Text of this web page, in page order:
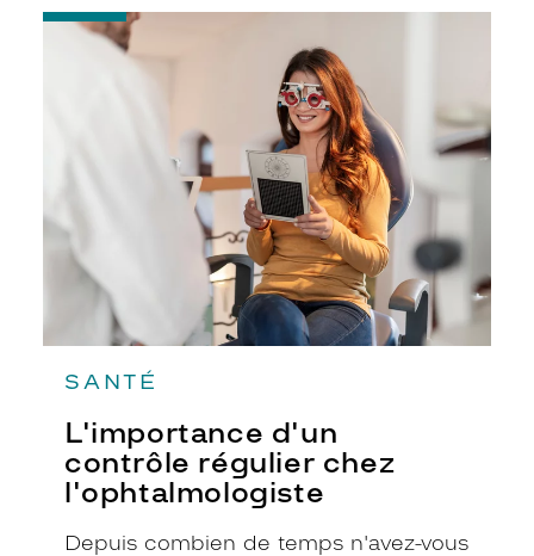
SANTÉ
L'importance d'un
contrôle régulier chez
l'ophtalmologiste
Depuis combien de temps n'avez-vous
-
L'importance
l'ophtalmologiste